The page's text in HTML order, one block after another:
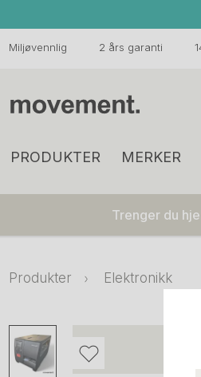
Miljøvennlig 2 års garanti
PRODUKTER MERKER
Trenger du
Produkter Elektronikk